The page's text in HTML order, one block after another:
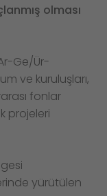
olması
Ge/Ür-
ve kuruluşları,
fonlar
projeleri
yürütülen